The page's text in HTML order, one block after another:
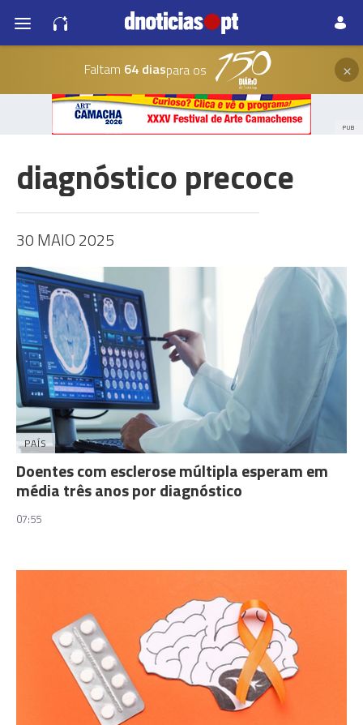
Faltam 64 diaspara os ×
PUB
diagnóstico precoce
30 MAIO 2025
PAÍS
Doentes com esclerose múltipla esperam em
média três anos por diagnóstico
07:55